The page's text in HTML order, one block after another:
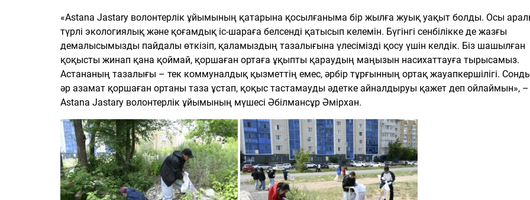
«Astana Jastary волонтерлік ұйымының қатарына қосылғаныма бір жылға жуық уақыт болды. Осы
түрлі экологиялық және қоғамдық іс-шараға белсенді қатысып келемін. Бүгінгі сенбілікке де жазғы
демалысымызды пайдалы өткізіп, қаламыздың тазалығына үлесімізді қосу үшін келдік. Біз шашылған
қоқысты жинап қана қоймай, қоршаған ортаға ұқыпты қараудың маңызын насихаттауға тырысамыз.
Астананың тазалығы – тек коммуналдық қызметтің емес, әрбір тұрғынның ортақ жауапкершілігі.
әр азамат қоршаған ортаны таза ұстап, қоқыс тастамауды әдетке айналдыруы қажет деп ойлаймын», –
Astana Jastary волонтерлік ұйымының мүшесі Әбілмансұр Әмірхан.